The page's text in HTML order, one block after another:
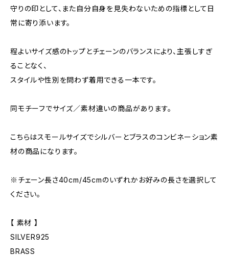
守りの印として、また自分自身を見失わないための指標として日
常に寄り添います。
程よいサイズ感のトップとチェーンのバランスにより、主張しすぎ
ることなく、
スタイルや性別を問わず着用できる一本です。
同モチーフでサイズ／素材違いの商品があります。
こちらはスモールサイズでシルバーとブラスのコンビネーション素
材の商品になります。
※チェーン長さ40cm/45cmのいずれかお好みの長さを選択して
ください。
【 素材 】
SILVER925
BRASS